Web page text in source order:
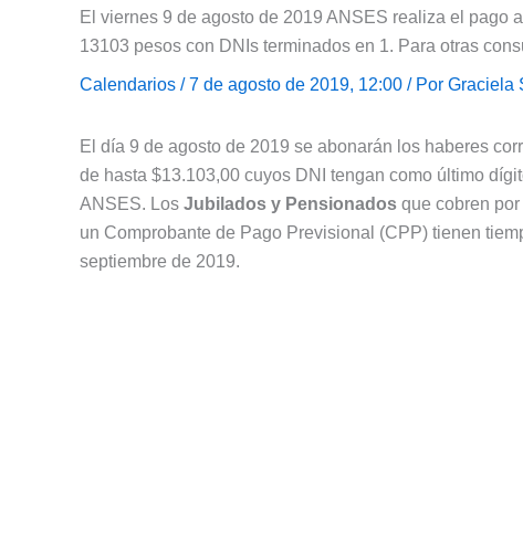
El viernes 9 de agosto de 2019 ANSES realiza el pago
13103 pesos con DNIs terminados en 1. Para otras
Calendarios / 7 de agosto de 2019, 12:00 / Por Graciela
El día 9 de agosto de 2019 se abonarán los haberes
de hasta $13.103,00 cuyos DNI tengan como último
ANSES. Los Jubilados y Pensionados que cobren
un Comprobante de Pago Previsional (CPP) tienen
septiembre de 2019.